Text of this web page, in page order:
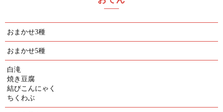
おまかせ3種
おまかせ5種
白滝
焼き豆腐
結びこんにゃく
ちくわぶ